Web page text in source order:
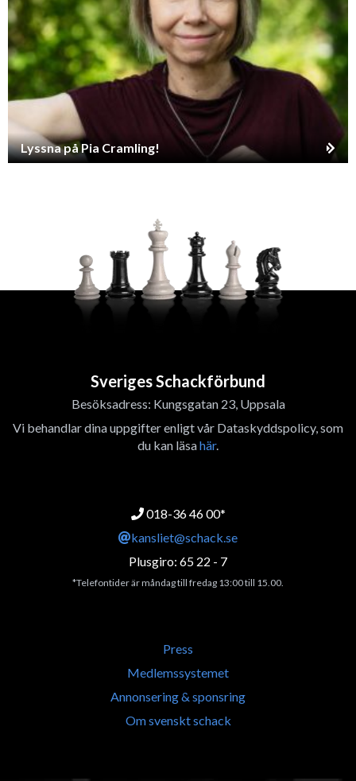
Lyssna på Pia Cramling!
Sveriges Schackförbund
Besöksadress: Kungsgatan 23, Uppsala
Vi behandlar dina uppgifter enligt vår Dataskyddspolicy, som
du kan läsahär.
018-36 46 00*
kansliet@schack.se
Plusgiro: 65 22 - 7
*Telefontider är måndag till fredag 13:00 till 15.00.
Press
Medlemssystemet
Annonsering & sponsring
Om svenskt schack